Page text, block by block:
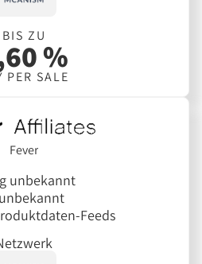
BIS ZU
%
PER SALE
Fever
unbekannt
Feeds